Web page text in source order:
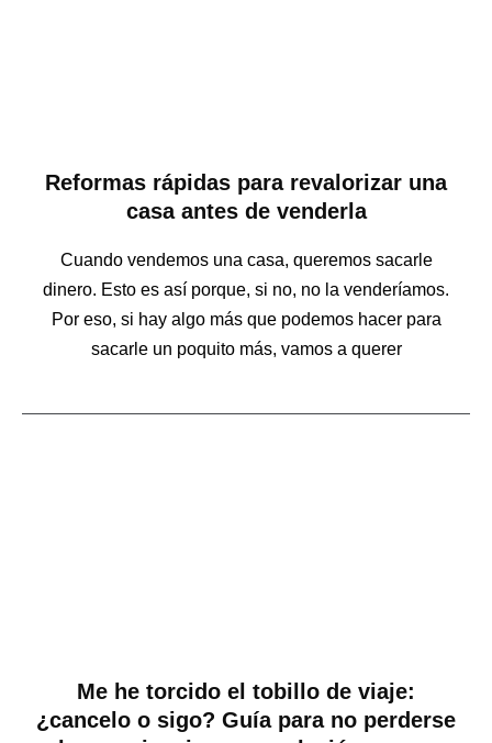
Reformas rápidas para revalorizar una
casa antes de venderla
Cuando vendemos una casa, queremos sacarle
dinero. Esto es así porque, si no, no la venderíamos.
Por eso, si hay algo más que podemos hacer para
sacarle un poquito más, vamos a querer
Me he torcido el tobillo de viaje:
¿cancelo o sigo? Guía para no perderse